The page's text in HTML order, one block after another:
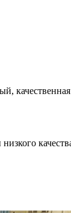
низкого